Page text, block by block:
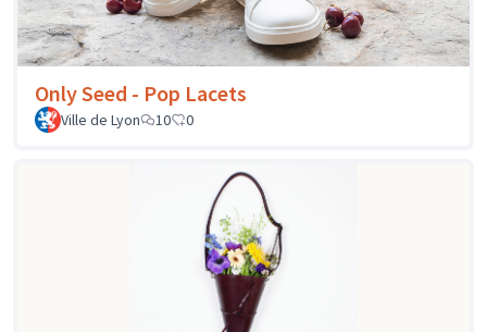
Only Seed - Pop Lacets
Ville de Lyon 10 0